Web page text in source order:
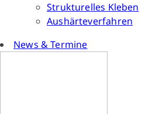
Strukturelles Kleben
Aushärteverfahren
News & Termine